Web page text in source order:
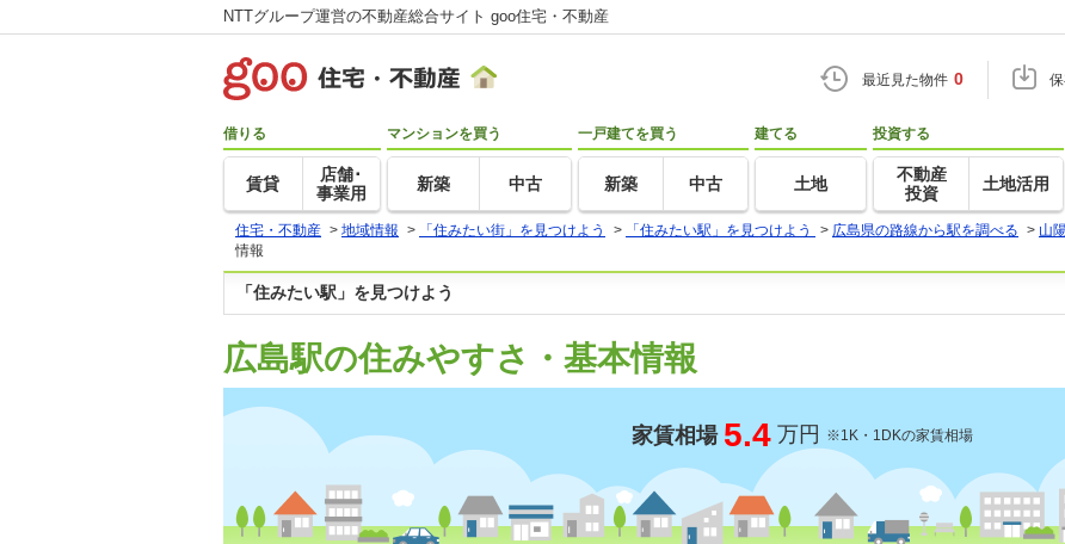
NTTグループ運営の不動産総合サイト goo住宅・不動産
最近見た物件 0
借りる
賃貸
店舗･
事業用
マンションを買う
新築 中古
一戸建てを買う
新築 中古
建てる
土地
投資する
不動産
投資
土地活用
住宅・不動産 > 地域情報 > 「住みたい街」を見つけよう > 「住みたい駅」を見つけよう > 広島県の路線から駅を調べる > 山
情報
「住みたい駅」を見つけよう
広島駅の住みやすさ・基本情報
家賃相場 5.4 万円 ※1K・1DKの家賃相場